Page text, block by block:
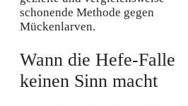
schonende Methode gegen
Mückenlarven.
Wann die Hefe-Falle
keinen Sinn macht